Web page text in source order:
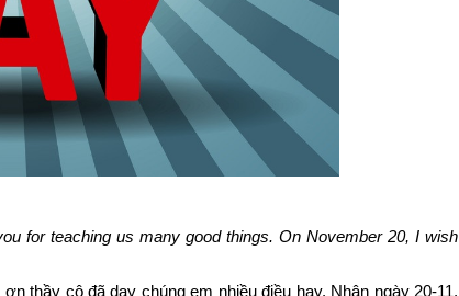
for teaching us many good things. On November 20, I wish
thầy cô đã dạy chúng em nhiều điều hay. Nhân ngày 20-11,